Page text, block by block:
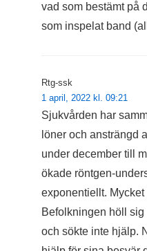
vad som bestämt på
som inspelat band
Rtg-ssk
1 april, 2022 kl. 09:21
Sjukvården har
löner och ansträngd
under december till
ökade röntgen-
exponentiellt.
Befolkningen höll
och sökte inte hjälp.